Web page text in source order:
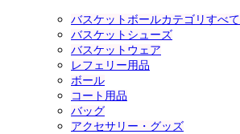
バスケットボールカテゴリすべて
バスケットシューズ
バスケットウェア
レフェリー用品
ボール
コート用品
バッグ
アクセサリー・グッズ